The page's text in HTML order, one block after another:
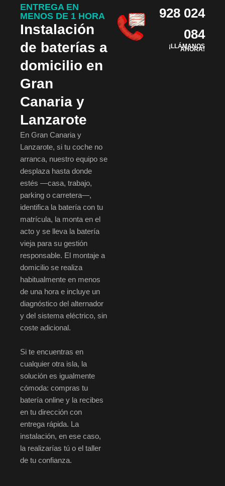
ENTREGA EN
MENOS DE 1 HORA
Instalación
de baterías a
domicilio en
Gran
Canaria y
Lanzarote
En Gran Canaria y
Lanzarote, si tu coche no
arranca, nuestro equipo se
desplaza hasta donde
estés —casa, trabajo,
parking o carretera—,
identifica la batería con tu
matrícula, la monta en el
acto y se lleva la batería
vieja para su gestión
responsable. El montaje a
domicilio se realiza
habitualmente en menos
de una hora e incluye un
diagnóstico del alternador
y del sistema eléctrico, sin
coste adicional.
Si te encuentras en
cualquier otra isla, la
solución es igualmente
cómoda: compras tu
batería online y la recibes
en tu dirección con
entrega rápida. La
instalación, en ese caso,
la realizarías tú o el taller
de tu confianza.
928 024
084
¡LLÁMANOS
AHORA!